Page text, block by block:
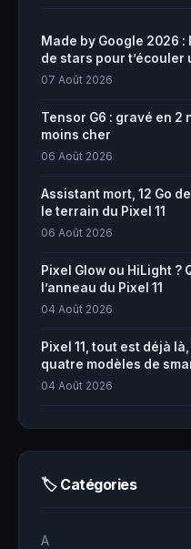
Made by Google 2026
de stars pour t’écouler
07 Août 2026
Tensor G6 : gravé en 2
moins cher
06 Août 2026
Assistant mort, 12 Go
le terrain du Pixel 11
06 Août 2026
Pixel Glow ou HiLight ?
l’anneau du Pixel 11
04 Août 2026
Pixel 11, tout est déjà
quatre modèles de
04 Août 2026
🏷 Catégories
A